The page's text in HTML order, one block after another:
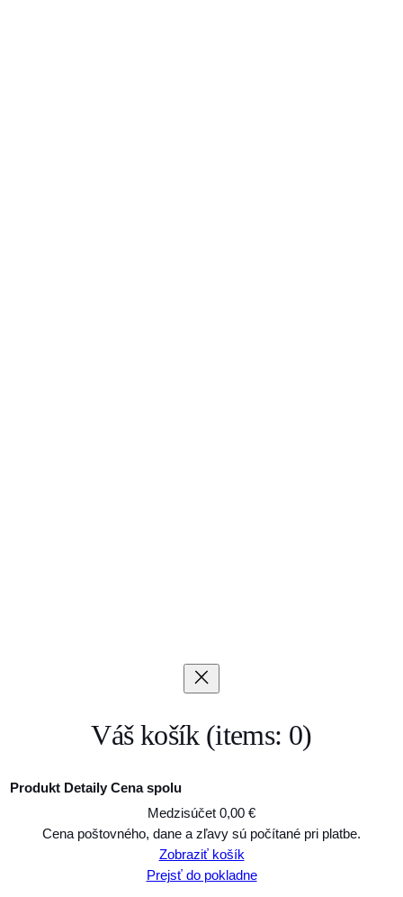
Váš košík (items: 0)
Produkty
Produkt Detaily Cena spolu
Medzisúčet 0,00 €
Cena poštovného, dane a zľavy sú počítané pri platbe.
Zobraziť košík
Prejsť do pokladne